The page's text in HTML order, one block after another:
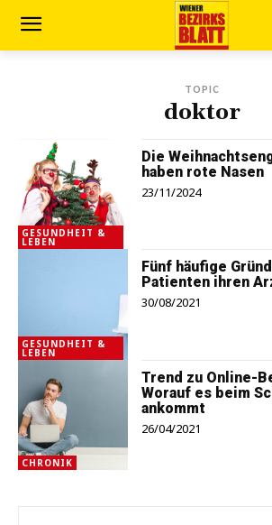
TOPIC
doktor
GESUNDHEIT &
LEBEN
Die
haben rote Nasen
23/11/2024
GESUNDHEIT &
LEBEN
Fünf häufige
Patienten ihren
30/08/2021
CHRONIK
Trend zu Online-
Worauf es beim
ankommt
26/04/2021